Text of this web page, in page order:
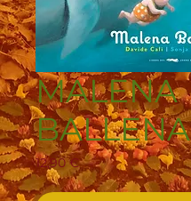
MALENA
BALLENA
12,90 €Precio